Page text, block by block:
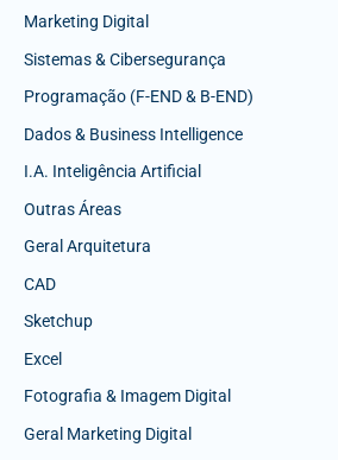
Marketing Digital
Sistemas & Cibersegurança
Programação (F-END & B-END)
Dados & Business Intelligence
I.A. Inteligência Artificial
Outras Áreas
Geral Arquitetura
CAD
Sketchup
Excel
Fotografia & Imagem Digital
Geral Marketing Digital